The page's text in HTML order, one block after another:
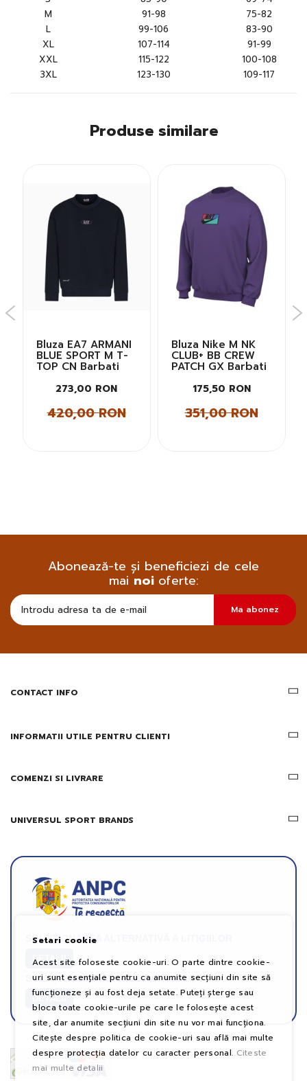
M
91-98
75-82
L
99-106
83-90
XL
107-114
91-99
XXL
115-122
100-108
3XL
123-130 109-117
Produse similare
Bluza EA7 ARMANI
BLUE SPORT M T-
TOP CN Barbati
273,00 RON
420,00 RON
Bluza Nike M NK
CLUB+ BB CREW
PATCH GX Barbati
175,50 RON
351,00 RON
Abonează-te și beneficiezi de cele
mainoi oferte:
sa
primesc
informatii
Ma abonez
CONTACT INFO
INFORMATII UTILE PENTRU CLIENTI
COMENZI SI LIVRARE
UNIVERSUL SPORT BRANDS
SOLUȚIONAREA ALTERNATIVĂ A LITIGIILOR
DETALII
SOLUȚIONAREA ONLINE A LITIGIILOR
DETALII
Setari cookie
Acest site foloseste cookie-uri. O parte dintre cookie-
uri sunt esențiale pentru ca anumite secțiuni din site să
funcționeze și au fost deja setate. Puteți șterge sau
bloca toate cookie-urile pe care le folosește acest
site, dar anumite secțiuni din site nu vor mai funcționa.
Citește despre politica de cookie-uri sau află mai multe
despre protecția datelor cu caracter personal. Citeste
mai multe detalii